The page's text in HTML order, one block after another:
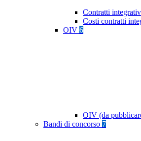
Contratti
Costi contratti
OIV 6
OIV (da
Bandi di concorso 7